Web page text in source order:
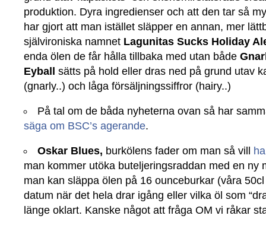
produktion. Dyra ingredienser och att den tar så
har gjort att man istället släpper en annan, mer
självironiska namnet Lagunitas Sucks Holiday
enda ölen de får hålla tillbaka med utan både
Eyball
sätts på hold eller dras ned på grund utav
(gnarly..) och låga försäljningssiffror (hairy..)
På tal om de båda nyheterna ovan så har
säga om BSC’s agerande.
Oskar Blues, burkölens fader om man så vill
man kommer utöka buteljeringsraddan med en ny
man kan släppa ölen på 16 ounceburkar (våra
datum när det hela drar igång eller vilka öl som
länge oklart. Kanske något att fråga OM vi råkar